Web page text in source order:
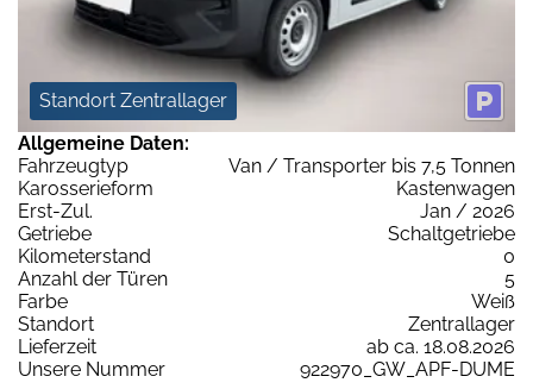
Standort Zentrallager
Allgemeine Daten:
Fahrzeugtyp
Van / Transporter bis 7,5 Tonnen
Karosserieform
Kastenwagen
Erst-Zul.
Jan / 2026
Getriebe
Schaltgetriebe
Kilometerstand
0
Anzahl der Türen
5
Farbe
Weiß
Standort
Zentrallager
Lieferzeit
ab ca. 18.08.2026
Unsere Nummer
922970_GW_APF-DUME